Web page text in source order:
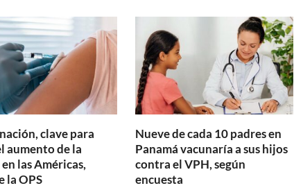
clave para
aumento de la
las Américas,
la OPS
Nueve de cada 10 padres en
Panamá vacunaría a sus hijos
contra el VPH, según
encuesta